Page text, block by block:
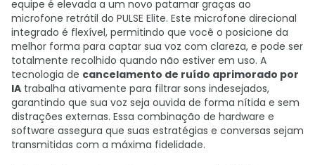
equipe é elevada a um novo patamar graças ao
microfone retrátil do PULSE Elite. Este microfone direcional
integrado é flexível, permitindo que você o posicione da
melhor forma para captar sua voz com clareza, e pode ser
totalmente recolhido quando não estiver em uso. A
tecnologia de cancelamento de ruído aprimorado por
IA trabalha ativamente para filtrar sons indesejados,
garantindo que sua voz seja ouvida de forma nítida e sem
distrações externas. Essa combinação de hardware e
software assegura que suas estratégias e conversas sejam
transmitidas com a máxima fidelidade.